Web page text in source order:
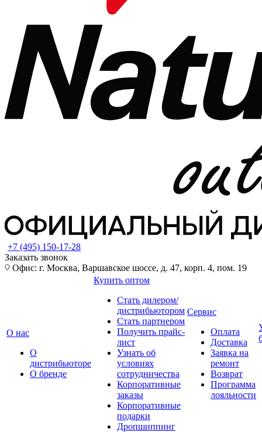
+7 (495) 150-17-28
Заказать звонок
Офис: г. Москва, Варшавское шоссе, д. 47, корп. 4, пом. 19
О нас
О
дистрибьюторе
О бренде
Купить оптом
Стать дилером/
дистрибьютором
Стать партнером
Получить прайс-
лист
Узнать об
условиях
сотрудничества
Корпоративные
заказы
Корпоративные
подарки
Дропшиппинг
Сервис
Оплата
Доставка
Заявка на
ремонт
Возврат
Программа
лояльности